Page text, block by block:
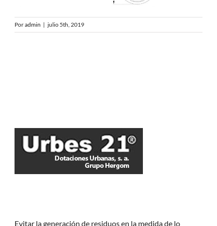
Poradmin | julio 5th, 2019
Evitar la generación de residuos en la medida de lo